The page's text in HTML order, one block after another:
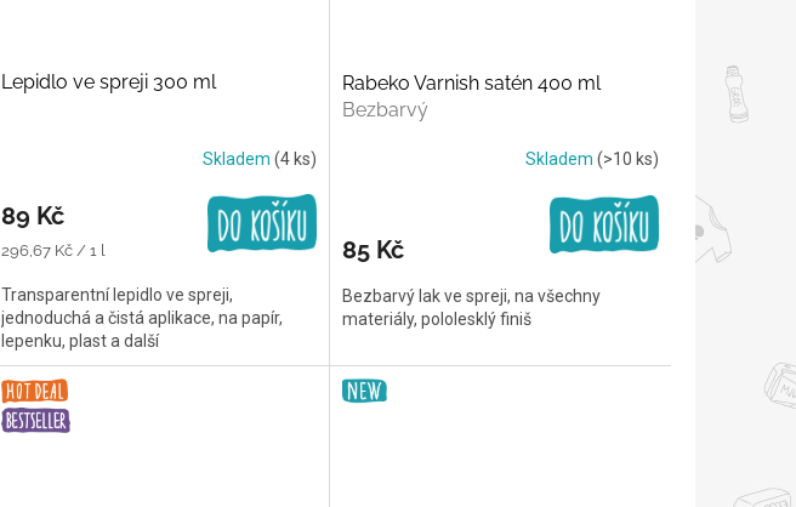
Lepidlo ve spreji 300 ml
Skladem (4 ks)
89 Kč
Měrná
296,67 Kč / 1 l
Transparentní lepidlo ve spreji,
jednoduchá a čistá aplikace, na papír,
lepenku, plast a další
Rabeko Varnish satén 400 ml
Bezbarvý
Skladem (>10 ks)
85 Kč
Bezbarvý lak ve spreji, na všechny
materiály, pololesklý finiš